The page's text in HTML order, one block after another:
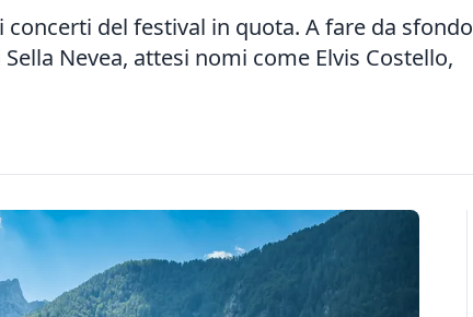
concerti del festival in quota. A fare da sfondo
Nevea, attesi nomi come Elvis Costello,